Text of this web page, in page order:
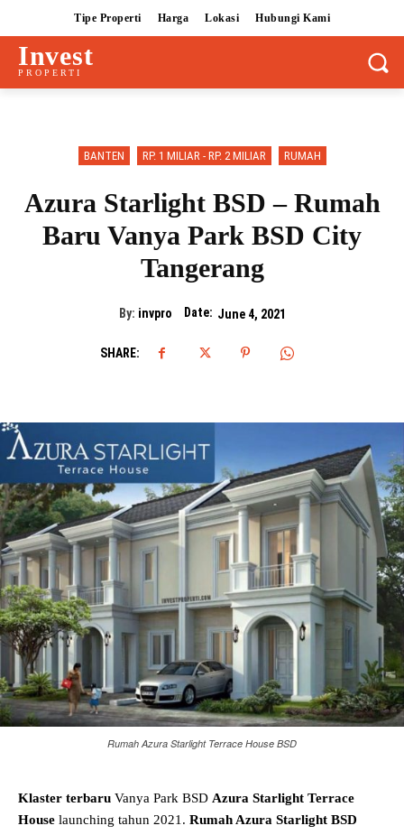
Tipe Properti Harga Lokasi Hubungi Kami
Invest
PROPERTI
BANTEN RP. 1 MILIAR - RP. 2 MILIAR RUMAH
Azura Starlight BSD – Rumah
Baru Vanya Park BSD City
Tangerang
By: invpro Date: June 4, 2021
SHARE:
Rumah Azura Starlight Terrace House BSD
Klaster terbaru Vanya Park BSD Azura Starlight Terrace
House launching tahun 2021. Rumah Azura Starlight BSD